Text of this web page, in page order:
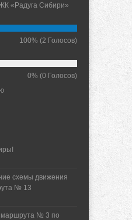
«Радуга Сибири»
100% (2 Голосов)
0% (0 Голосов)
схемы движения
№ 13
№ 3 по